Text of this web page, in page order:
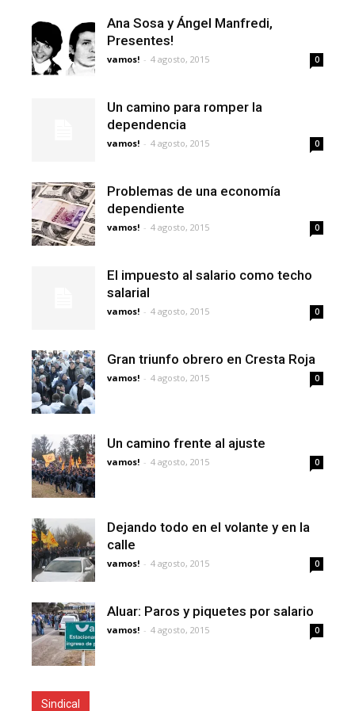
Ana Sosa y Ángel Manfredi,
Presentes!
vamos! - 4 agosto, 2015 0
Un camino para romper la
dependencia
vamos! - 4 agosto, 2015 0
Problemas de una economía
dependiente
vamos! - 4 agosto, 2015 0
El impuesto al salario como techo
salarial
vamos! - 4 agosto, 2015 0
Gran triunfo obrero en Cresta Roja
vamos! - 4 agosto, 2015 0
Un camino frente al ajuste
vamos! - 4 agosto, 2015 0
Dejando todo en el volante y en la
calle
vamos! - 4 agosto, 2015 0
Aluar: Paros y piquetes por salario
vamos! - 4 agosto, 2015 0
Sindical